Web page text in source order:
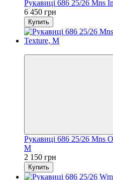
Рукавиці 686 25/26 Mns
6 450 грн
Купить
Рукавиці 686 25/26 Mns
M
2 150 грн
Купить